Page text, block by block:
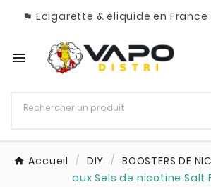
 Ecigarette & eliquide en France

Accueil DIY BOOSTERS DE
aux Sels de nicotine Salt